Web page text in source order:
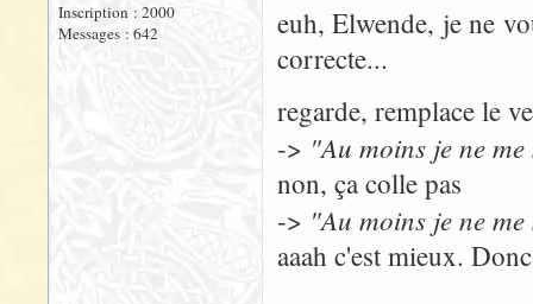
Inscription : 2000
Messages : 642
euh, Elwende, je ne
correcte...
regarde, remplace le
-> "Au moins je ne
non, ça colle pas
-> "Au moins je ne
aaah c'est mieux.